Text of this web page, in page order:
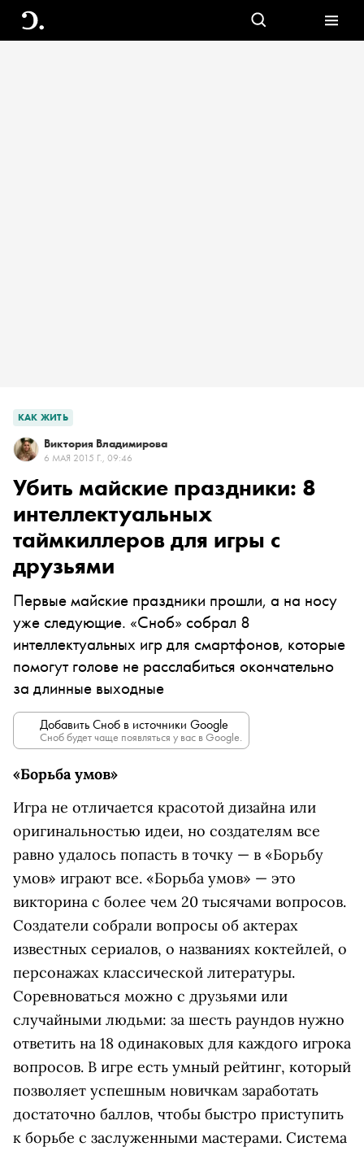
КАК ЖИТЬ
Виктория Владимирова
6 МАЯ 2015 Г., 09:46
Убить майские праздники: 8
интеллектуальных
таймкиллеров для игры с
друзьями
Первые майские праздники прошли, а на носу
уже следующие. «Сноб» собрал 8
интеллектуальных игр для смартфонов, которые
помогут голове не расслабиться окончательно
за длинные выходные
Добавить Сноб в источники Google
Сноб будет чаще появляться у вас в Google.
«Борьба умов»
Игра не отличается красотой дизайна или
оригинальностью идеи, но создателям все
равно удалось попасть в точку — в «Борьбу
умов» играют все. «Борьба умов» — это
викторина с более чем 20 тысячами вопросов.
Создатели собрали вопросы об актерах
известных сериалов, о названиях коктейлей, о
персонажах классической литературы.
Соревноваться можно с друзьями или
случайными людьми: за шесть раундов нужно
ответить на 18 одинаковых для каждого игрока
вопросов. В игре есть умный рейтинг, который
позволяет успешным новичкам заработать
достаточно баллов, чтобы быстро приступить
к борьбе с заслуженными мастерами. Система